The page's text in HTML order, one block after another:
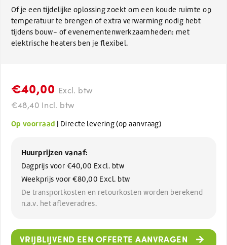
Of je een tijdelijke oplossing zoekt om een koude ruimte op
temperatuur te brengen of extra verwarming nodig hebt
tijdens bouw- of evenementenwerkzaamheden: met
elektrische heaters ben je flexibel.
€40,00 Excl. btw
€48,40 Incl. btw
Op voorraad | Directe levering (op aanvraag)
Huurprijzen vanaf:
Dagprijs voor €40,00 Excl. btw
Weekprijs voor€80,00 Excl. btw
De transportkosten en retourkosten worden berekend
n.a.v. het afleveradres.
VRIJBLIJVEND EEN OFFERTE AANVRAGEN